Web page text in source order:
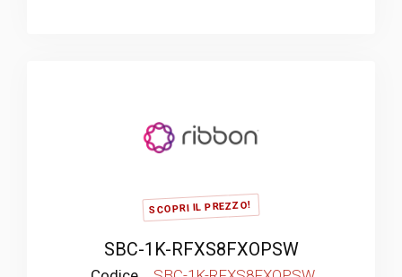
SCOPRI IL PREZZO!
SBC-1K-RFXS8FXOPSW